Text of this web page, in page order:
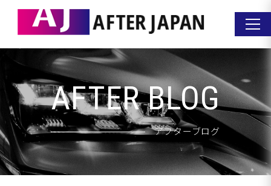
AFTER BLOG
アフターブログ